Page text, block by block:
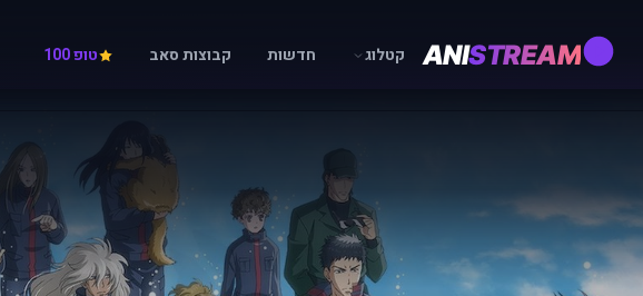
ANISTREAM קטלוג חדשות קבוצות סאב טופ 100